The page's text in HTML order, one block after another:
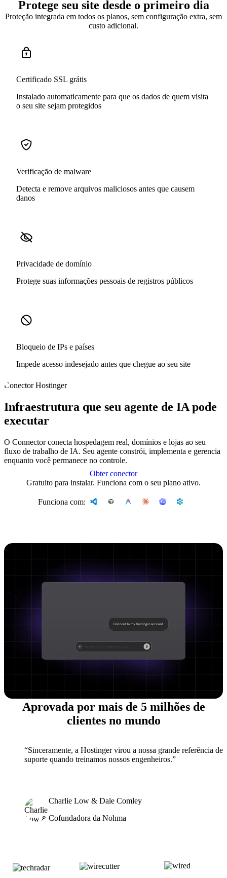
Protege seu site desde o primeiro dia
Proteção integrada em todos os planos, sem configuração extra, sem
custo adicional.
Certificado SSL grátis
Instalado automaticamente para que os dados de quem visita
o seu site sejam protegidos
Verificação de malware
Detecta e remove arquivos maliciosos antes que causem
danos
Privacidade de domínio
Protege suas informações pessoais de registros públicos
Bloqueio de IPs e países
Impede acesso indesejado antes que chegue ao seu site
Conector Hostinger
Infraestrutura que seu agente de IA pode
executar
O Connector conecta hospedagem real, domínios e lojas ao seu
fluxo de trabalho de IA. Seu agente constrói, implementa e gerencia
enquanto você permanece no controle.
Obter conector
Gratuito para instalar. Funciona com o seu plano ativo.
Funciona com:
Aprovada por mais de 5 milhões de
clientes no mundo
“Sinceramente, a Hostinger virou a nossa grande referência de
suporte quando treinamos nossos engenheiros.”
Charlie Low & Dale Comley
Cofundadora da Nohma